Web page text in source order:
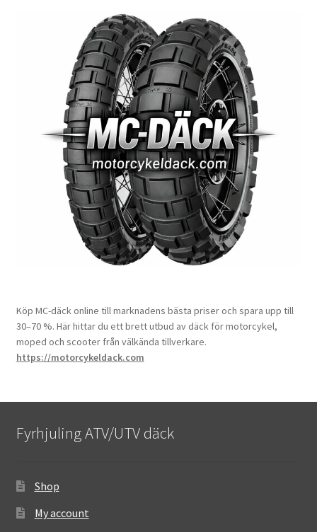
Köp MC-däck online till marknadens bästa priser och spara upp till
30–70 %. Här hittar du ett brett utbud av däck för motorcykel,
moped och scooter från välkända tillverkare.
https://motorcykeldack.com
Fyrhjuling ATV/UTV däck
Shop
My account